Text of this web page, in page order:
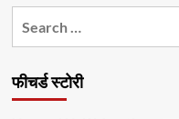
फीचर्ड स्टोरी